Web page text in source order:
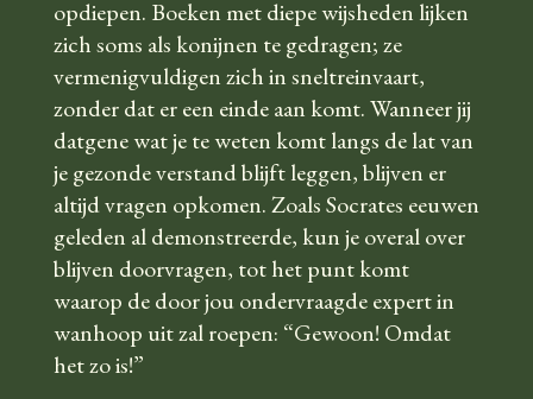
opdiepen. Boeken met diepe wijsheden lijken
zich soms als konijnen te gedragen; ze
vermenigvuldigen zich in sneltreinvaart,
zonder dat er een einde aan komt. Wanneer jij
datgene wat je te weten komt langs de lat van
je gezonde verstand blijft leggen, blijven er
altijd vragen opkomen. Zoals Socrates eeuwen
geleden al demonstreerde, kun je overal over
blijven doorvragen, tot het punt komt
waarop de door jou ondervraagde expert in
wanhoop uit zal roepen: “Gewoon! Omdat
het zo is!”